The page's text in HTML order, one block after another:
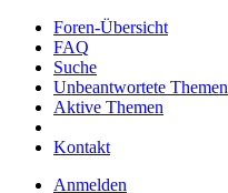
Foren-Übersicht
FAQ
Suche
Unbeantwortete Themen
Aktive Themen
Kontakt
Anmelden